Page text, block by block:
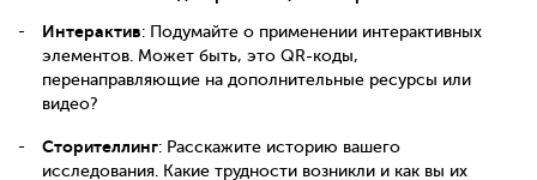
Интерактив: Подумайте о применении интерактивных
элементов. Может быть, это QR-коды,
перенаправляющие на дополнительные ресурсы или
видео?
Сторителлинг: Расскажите историю вашего
исследования. Какие трудности возникли и как вы их